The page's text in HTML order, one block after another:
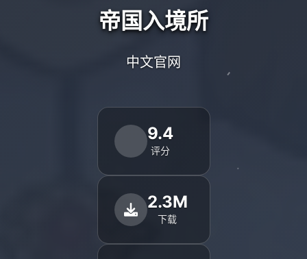
帝国入境所
中文官网
9.4
评分
2.3M
下载